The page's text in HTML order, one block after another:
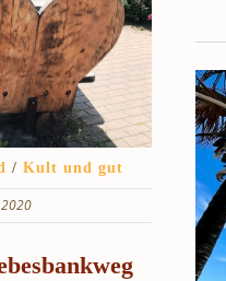
/Kult und gut